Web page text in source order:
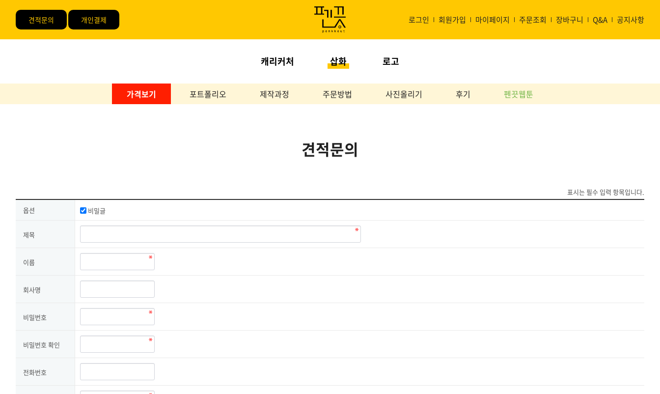
견적문의 개인결제 로그인 회원가입 마이페이지 주문조회 장바구니 Q&A 공지사항
캐리커처 삽화 로고
가격보기 포트폴리오 제작과정 주문방법 사진올리기 후기 펜끗웹툰
견적문의
표시는 필수 입력 항목입니다.
옵션
비밀글
제목
이름
회사명
비밀번호
비밀번호 확인
전화번호